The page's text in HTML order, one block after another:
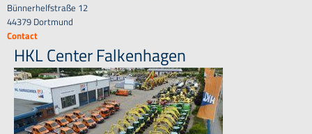
Bünnerhelfstraße 12
44379 Dortmund
Contact
HKL Center Falkenhagen